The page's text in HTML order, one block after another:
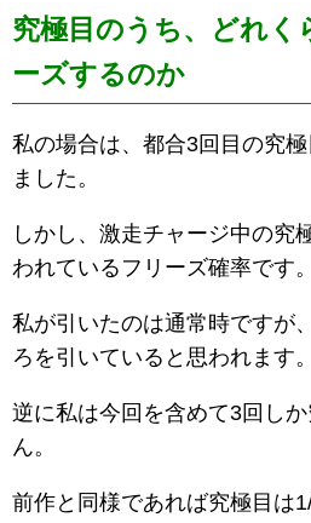
究極目のうち、どれく
ーズするのか
私の場合は、都合3回目の究
ました。
しかし、激走チャージ中の究
われているフリーズ確率です。
私が引いたのは通常時ですが
ろを引いていると思われます。
逆に私は今回を含めて3回し
ん。
前作と同様であれば究極目は